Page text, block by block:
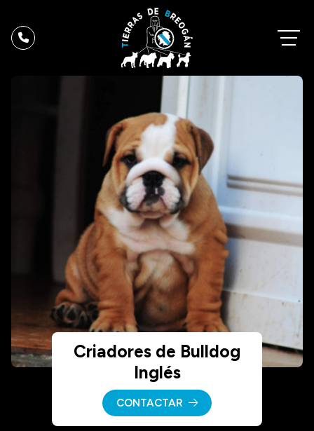
Criadores de Bulldog
Inglés
CONTACTAR